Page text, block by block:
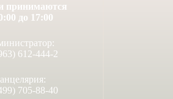
принимаются
до 17:00
612-444-2
705-88-40